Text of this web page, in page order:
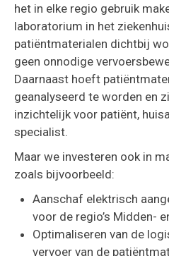
het in elke regio gebruik
laboratorium in het
patiëntmaterialen dichtbij
geen onnodige
Daarnaast hoeft
geanalyseerd te worden en
inzichtelijk voor patiënt,
specialist.
Maar we investeren ook in
zoals bijvoorbeeld:
Aanschaf elektrisch
voor de regio’s Midden-
Optimaliseren van de
vervoer van de